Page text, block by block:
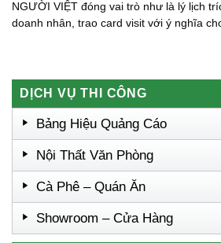
NGƯỜI VIỆT đóng vai trò như là lý lịch
doanh nhân, trao card visit với ý nghĩa
DỊCH VỤ THI CÔNG
Bảng Hiệu Quảng Cáo
Nội Thất Văn Phòng
Cà Phê – Quán Ăn
Showroom – Cửa Hàng